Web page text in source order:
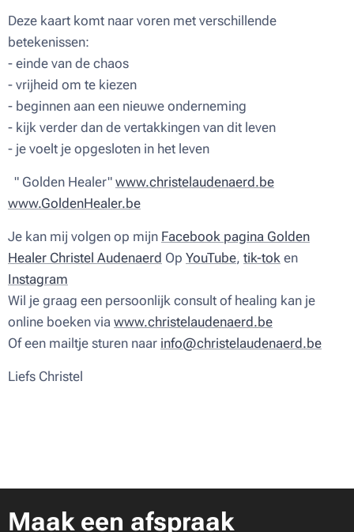
Deze kaart komt naar voren met verschillende
betekenissen:
- einde van de chaos
- vrijheid om te kiezen
- beginnen aan een nieuwe onderneming
- kijk verder dan de vertakkingen van dit leven
- je voelt je opgesloten in het leven
" Golden Healer" www.christelaudenaerd.be
www.GoldenHealer.be
Je kan mij volgen op mijn Facebook pagina Golden
Healer Christel Audenaerd Op YouTube, tik-tok en
Instagram
Wil je graag een persoonlijk consult of healing kan je
online boeken via www.christelaudenaerd.be
Of een mailtje sturen naar info@christelaudenaerd.be
Liefs Christel ♥
Maak een afspraak